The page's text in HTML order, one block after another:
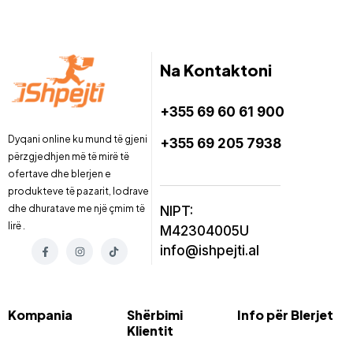
Dyqani online ku mund të gjeni
përzgjedhjen më të mirë të
ofertave dhe blerjen e
produkteve të pazarit, lodrave
dhe dhuratave me një çmim të
lirë .
Na Kontaktoni
+355 69 60 61 900
+355 69 205 7938
NIPT:
M42304005U
info@ishpejti.al
Kompania
Shërbimi
Klientit
Info për Blerjet